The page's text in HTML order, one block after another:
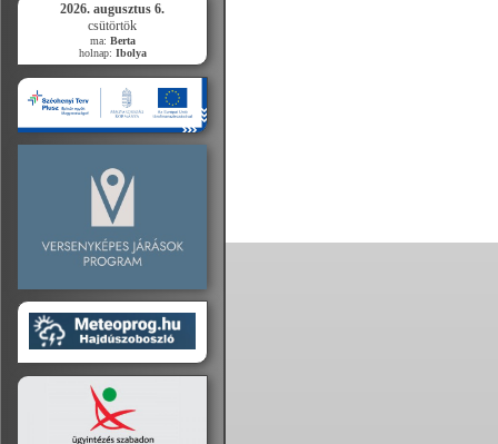
2026. augusztus 6.
csütörtök
ma: Berta
holnap: Ibolya